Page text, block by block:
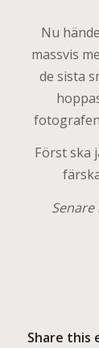
Nu
massvis
de sista
Först ska
Share this